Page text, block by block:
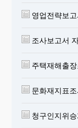
영업전략보
조사보고서
주택재해출
문화재지표
청구인지위